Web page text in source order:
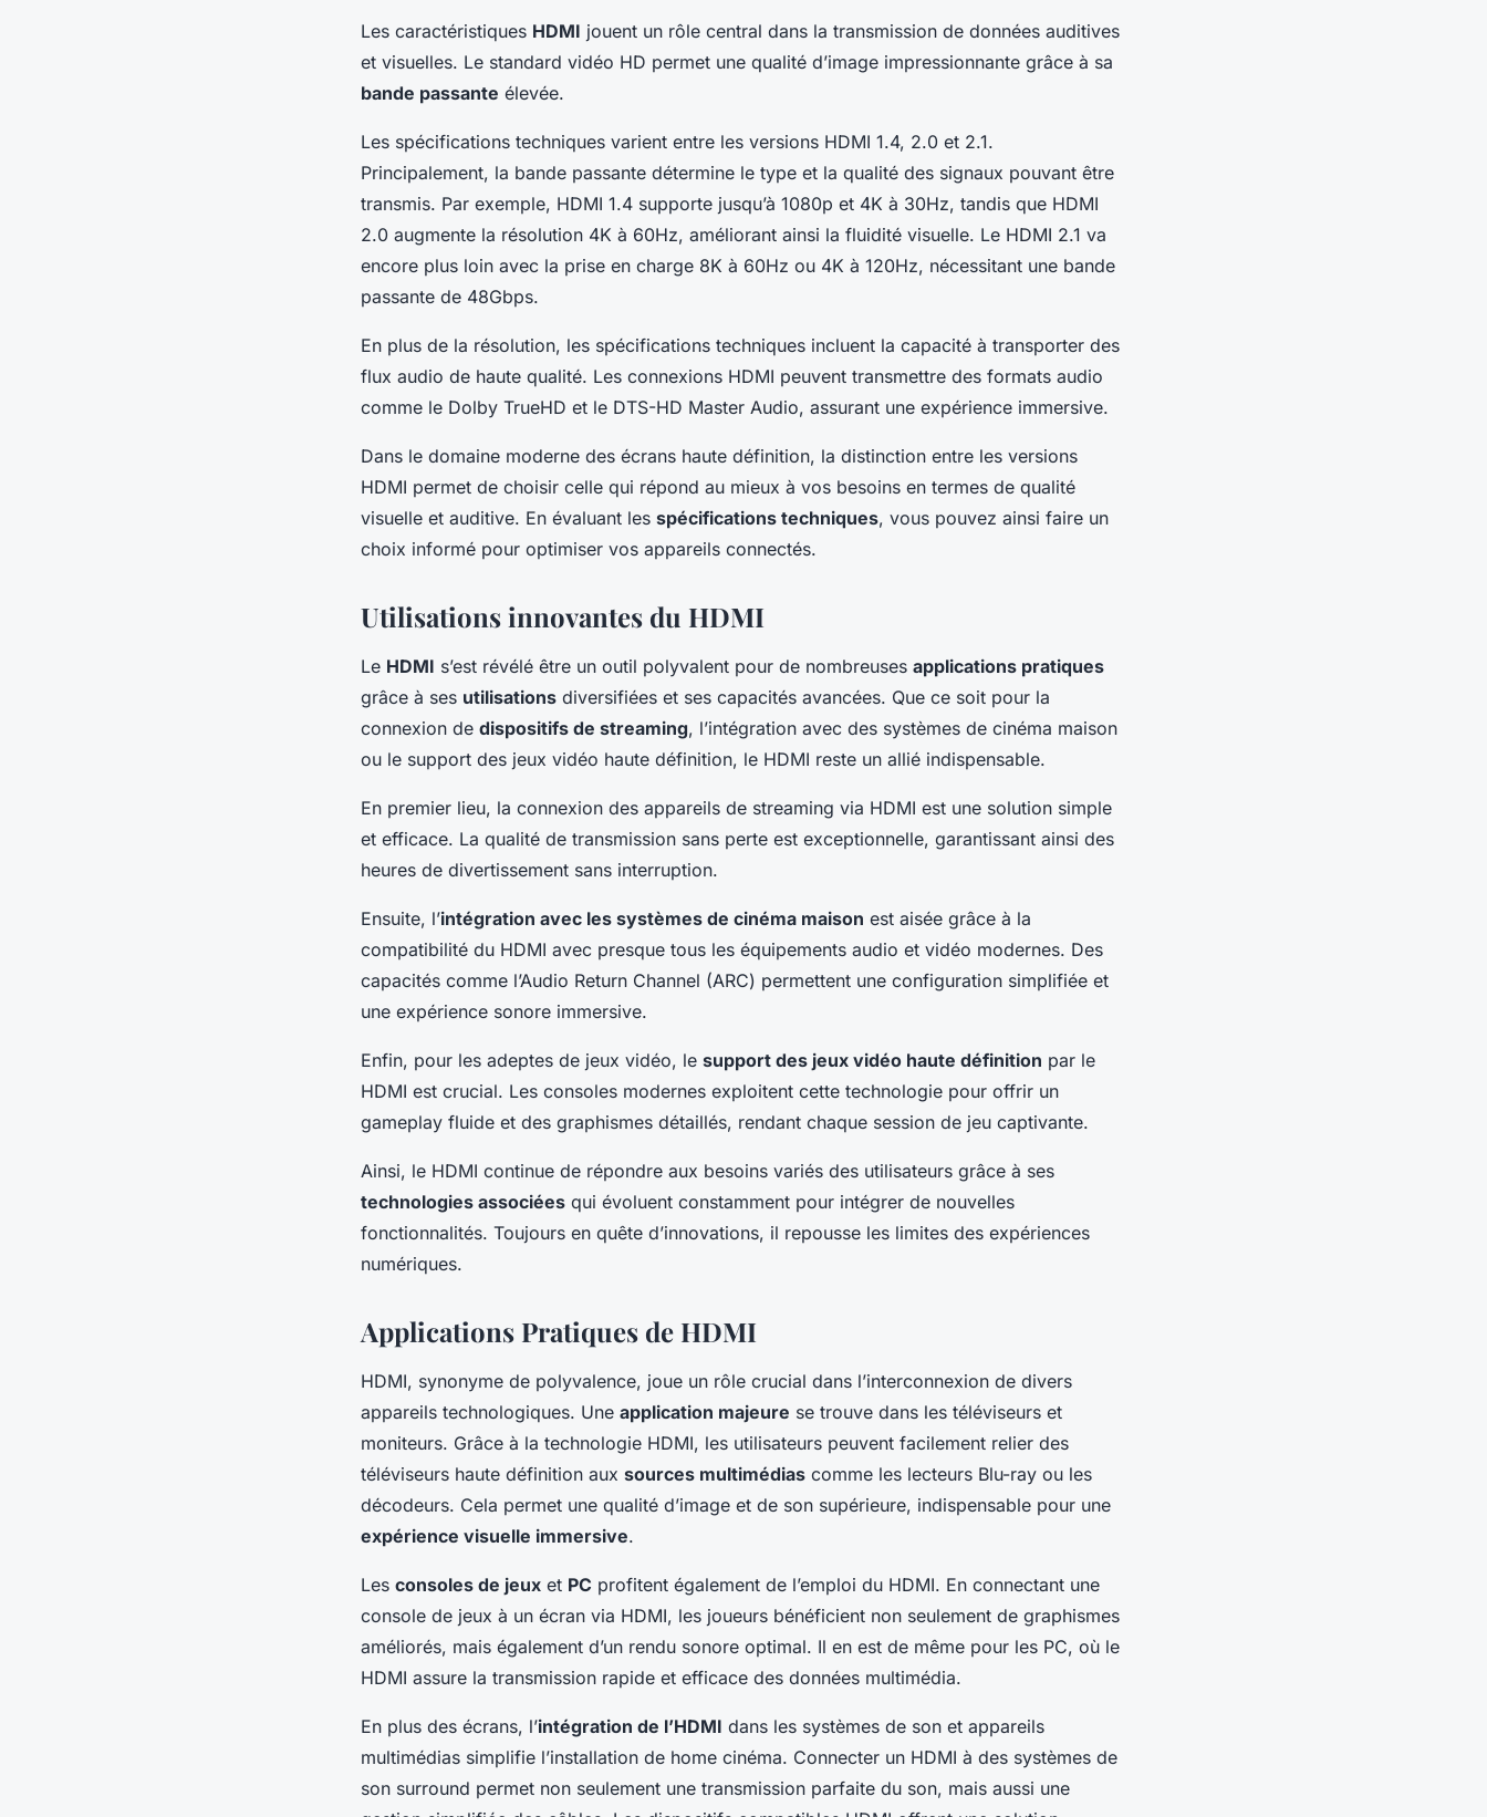
Les caractéristiques HDMI jouent un rôle central dans la transmission de données auditives
et visuelles. Le standard vidéo HD permet une qualité d’image impressionnante grâce à sa
bande passante élevée.
Les spécifications techniques varient entre les versions HDMI 1.4, 2.0 et 2.1.
Principalement, la bande passante détermine le type et la qualité des signaux pouvant être
transmis. Par exemple, HDMI 1.4 supporte jusqu’à 1080p et 4K à 30Hz, tandis que HDMI
2.0 augmente la résolution 4K à 60Hz, améliorant ainsi la fluidité visuelle. Le HDMI 2.1 va
encore plus loin avec la prise en charge 8K à 60Hz ou 4K à 120Hz, nécessitant une bande
passante de 48Gbps.
En plus de la résolution, les spécifications techniques incluent la capacité à transporter des
flux audio de haute qualité. Les connexions HDMI peuvent transmettre des formats audio
comme le Dolby TrueHD et le DTS-HD Master Audio, assurant une expérience immersive.
Dans le domaine moderne des écrans haute définition, la distinction entre les versions
HDMI permet de choisir celle qui répond au mieux à vos besoins en termes de qualité
visuelle et auditive. En évaluant les spécifications techniques, vous pouvez ainsi faire un
choix informé pour optimiser vos appareils connectés.
Utilisations innovantes du HDMI
Le HDMI s’est révélé être un outil polyvalent pour de nombreuses applications pratiques
grâce à ses utilisations diversifiées et ses capacités avancées. Que ce soit pour la
connexion de dispositifs de streaming, l’intégration avec des systèmes de cinéma maison
ou le support des jeux vidéo haute définition, le HDMI reste un allié indispensable.
En premier lieu, la connexion des appareils de streaming via HDMI est une solution simple
et efficace. La qualité de transmission sans perte est exceptionnelle, garantissant ainsi des
heures de divertissement sans interruption.
Ensuite, l’intégration avec les systèmes de cinéma maison est aisée grâce à la
compatibilité du HDMI avec presque tous les équipements audio et vidéo modernes. Des
capacités comme l’Audio Return Channel (ARC) permettent une configuration simplifiée et
une expérience sonore immersive.
Enfin, pour les adeptes de jeux vidéo, le support des jeux vidéo haute définition par le
HDMI est crucial. Les consoles modernes exploitent cette technologie pour offrir un
gameplay fluide et des graphismes détaillés, rendant chaque session de jeu captivante.
Ainsi, le HDMI continue de répondre aux besoins variés des utilisateurs grâce à ses
technologies associées qui évoluent constamment pour intégrer de nouvelles
fonctionnalités. Toujours en quête d’innovations, il repousse les limites des expériences
numériques.
Applications Pratiques de HDMI
HDMI, synonyme de polyvalence, joue un rôle crucial dans l’interconnexion de divers
appareils technologiques. Une application majeure se trouve dans les téléviseurs et
moniteurs. Grâce à la technologie HDMI, les utilisateurs peuvent facilement relier des
téléviseurs haute définition aux sources multimédias comme les lecteurs Blu-ray ou les
décodeurs. Cela permet une qualité d’image et de son supérieure, indispensable pour une
expérience visuelle immersive.
Les consoles de jeux et PC profitent également de l’emploi du HDMI. En connectant une
console de jeux à un écran via HDMI, les joueurs bénéficient non seulement de graphismes
améliorés, mais également d’un rendu sonore optimal. Il en est de même pour les PC, où le
HDMI assure la transmission rapide et efficace des données multimédia.
En plus des écrans, l’intégration de l’HDMI dans les systèmes de son et appareils
multimédias simplifie l’installation de home cinéma. Connecter un HDMI à des systèmes de
son surround permet non seulement une transmission parfaite du son, mais aussi une